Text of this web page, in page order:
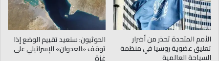
الأمم المتحدة تحذر من أضرار
تعليق عضوية روسيا في منظمة
السياحة العالمية
الحوثيون: سنعيد تقييم الوضع إذا
توقف «العدوان» الإسرائيلي على
غزة